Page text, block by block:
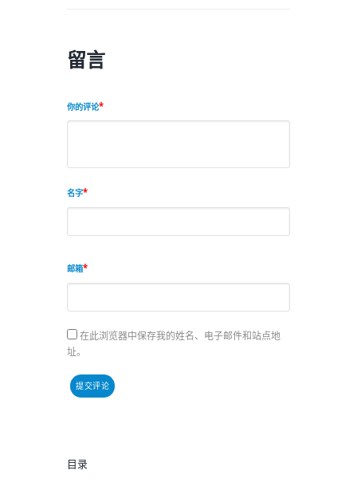
留言
你的评论
名字
邮箱
在此浏览器中保存我的姓名、电子邮件和站点地
址。
目录